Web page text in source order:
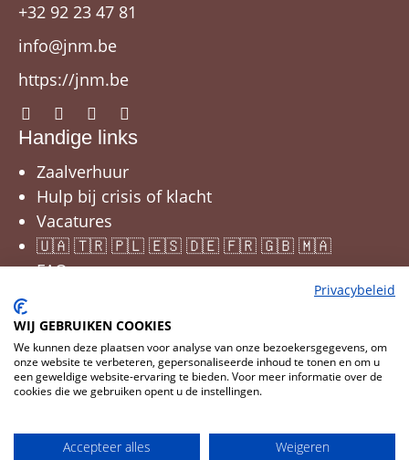
+32 92 23 47 81
info@jnm.be
https://jnm.be
Handige links
Zaalverhuur
Hulp bij crisis of klacht
Vacatures
🇺🇦 🇹🇷 🇵🇱 🇪🇸 🇩🇪 🇫🇷 🇬🇧 🇲🇦
FAQ
Privacybeleid
WIJ GEBRUIKEN COOKIES
We kunnen deze plaatsen voor analyse van onze bezoekersgegevens, om
onze website te verbeteren, gepersonaliseerde inhoud te tonen en om u
een geweldige website-ervaring te bieden. Voor meer informatie over de
cookies die we gebruiken opent u de instellingen.
Accepteer alles Weigeren